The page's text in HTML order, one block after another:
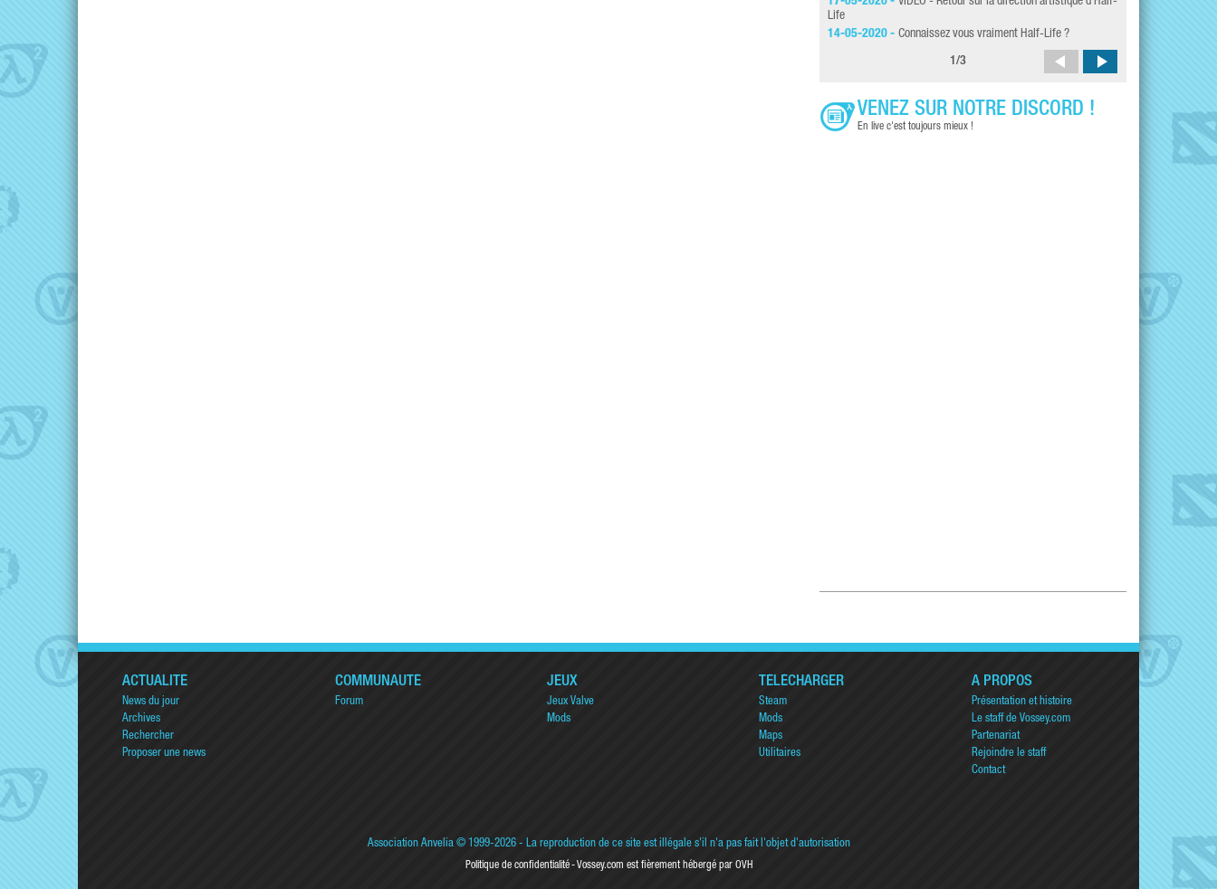
Life
14-05-2020 - Connaissez vous vraiment Half-Life ?
1 /3
VENEZ SUR NOTRE DISCORD !
En live c'est toujours mieux !
ACTUALITÉ
News du jour
Archives
Rechercher
Proposer une news
COMMUNAUTÉ
Forum
JEUX
Jeux Valve
Mods
TÉLÉCHARGER
Steam
Mods
Maps
Utilitaires
A PROPOS
Présentation et histoire
Le staff de Vossey.com
Partenariat
Rejoindre le staff
Contact
Association Anvelia© 1999-2026 - La reproduction de ce site est illégale s'il n'a pas fait l'objet d'autorisation
Politique de confidentialité Vossey.com est fièrement hébergé par OVH